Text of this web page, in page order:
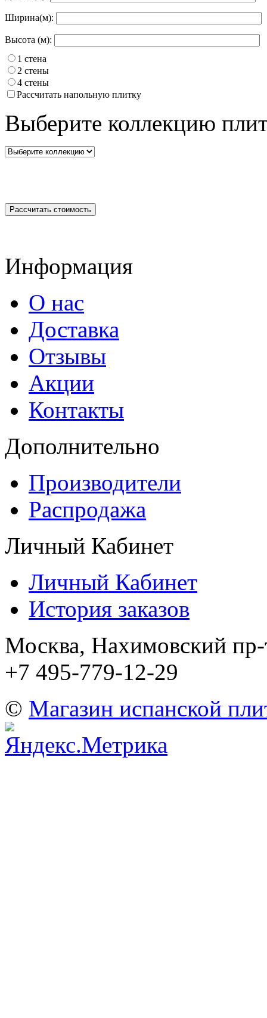
Ширина(м):
Высота (м):
1 стена
2 стены
4 стены
Рассчитать напольную плитку
Выберите коллекцию
Информация
О нас
Доставка
Отзывы
Акции
Контакты
Дополнительно
Производители
Распродажа
Личный Кабинет
Личный Кабинет
История заказов
Москва, Нахимовский
+7 495-779-12-29
© Магазин испанской